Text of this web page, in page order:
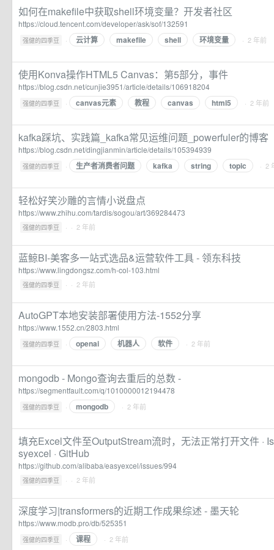
如何在makefile中获取shell环境变量？开发者社区
https://cloud.tencent.com/developer/ask/sof/132591
强健的四季豆 · 云计算 makefile shell 环境变量 · 2 年前
使用Konva操作HTML5 Canvas：第5部分，事件
https://blog.csdn.net/cunjie3951/article/details/106918204
强健的四季豆 · canvas元素 教程 canvas html5 · 2 年前
kafka踩坑、实践篇_kafka常见运维问题_powerfuler的博客
https://blog.csdn.net/dingjianmin/article/details/105394939
强健的四季豆 · 生产者消费者问题 kafka string topic · 2
轻松好笑沙雕的言情小说盘点
https://www.zhihu.com/tardis/sogou/art/369284473
强健的四季豆 · · 2 年前
蓝鲸BI-美客多一站式选品&运营软件工具 - 领东科技
https://www.lingdongsz.com/h-col-103.html
强健的四季豆 · · 2 年前
AutoGPT本地安装部署使用方法-1552分享
https://www.1552.cn/2803.html
强健的四季豆 · openai 机器人 软件 · 2 年前
mongodb - Mongo查询去重后的总数 -
https://segmentfault.com/q/1010000012194478
强健的四季豆 · mongodb · 2 年前
填充Excel文件至OutputStream流时，无法正常打开文件 ·
syexcel · GitHub
https://github.com/alibaba/easyexcel/issues/994
强健的四季豆 · · 2 年前
深度学习|transformers的近期工作成果综述 - 墨天轮
https://www.modb.pro/db/525351
强健的四季豆 · 课程 · 2 年前